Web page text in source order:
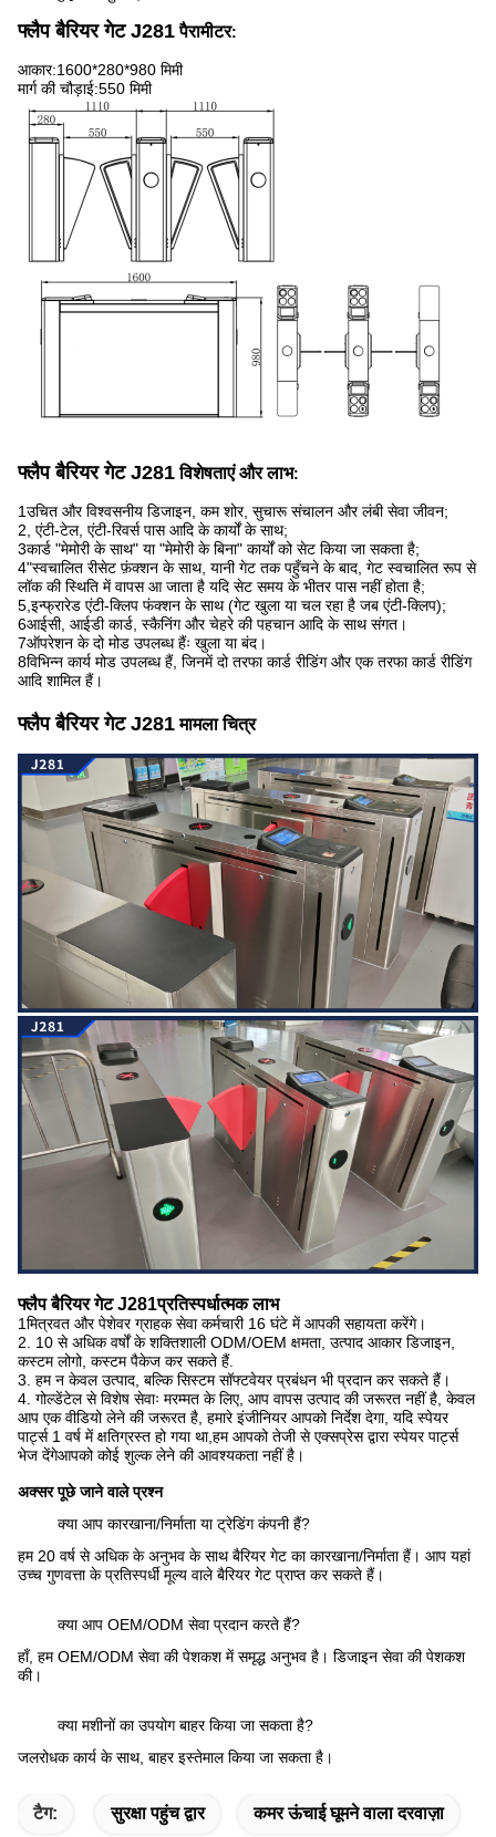
फ्लैप बैरियर गेट J281 पैरामीटर:
आकार:1600*280*980 मिमी
मार्ग की चौड़ाई:550 मिमी
फ्लैप बैरियर गेट J281 विशेषताएं और लाभ:
1उचित और विश्वसनीय डिजाइन, कम शोर, सुचारू संचालन और लंबी सेवा जीवन;
2, एंटी-टेल, एंटी-रिवर्स पास आदि के कार्यों के साथ;
3कार्ड "मेमोरी के साथ" या "मेमोरी के बिना" कार्यों को सेट किया जा सकता है;
4"स्वचालित रीसेट फ़ंक्शन के साथ, यानी गेट तक पहुँचने के बाद, गेट स्वचालित रूप से
लॉक की स्थिति में वापस आ जाता है यदि सेट समय के भीतर पास नहीं होता है;
5,इन्फ्रारेड एंटी-क्लिप फंक्शन के साथ (गेट खुला या चल रहा है जब एंटी-क्लिप);
6आईसी, आईडी कार्ड, स्कैनिंग और चेहरे की पहचान आदि के साथ संगत।
7ऑपरेशन के दो मोड उपलब्ध हैंः खुला या बंद।
8विभिन्न कार्य मोड उपलब्ध हैं, जिनमें दो तरफा कार्ड रीडिंग और एक तरफा कार्ड रीडिंग
आदि शामिल हैं।
फ्लैप बैरियर गेट J281 मामला चित्र
फ्लैप बैरियर गेट J281प्रतिस्पर्धात्मक लाभ
1मित्रवत और पेशेवर ग्राहक सेवा कर्मचारी 16 घंटे में आपकी सहायता करेंगे।
2. 10 से अधिक वर्षों के शक्तिशाली ODM/OEM क्षमता, उत्पाद आकार डिजाइन,
कस्टम लोगो, कस्टम पैकेज कर सकते हैं.
3. हम न केवल उत्पाद, बल्कि सिस्टम सॉफ्टवेयर प्रबंधन भी प्रदान कर सकते हैं।
4. गोल्डेंटेल से विशेष सेवाः मरम्मत के लिए, आप वापस उत्पाद की जरूरत नहीं है, केवल
आप एक वीडियो लेने की जरूरत है, हमारे इंजीनियर आपको निर्देश देगा, यदि स्पेयर
पार्ट्स 1 वर्ष में क्षतिग्रस्त हो गया था,हम आपको तेजी से एक्सप्रेस द्वारा स्पेयर पार्ट्स
भेज देंगेआपको कोई शुल्क लेने की आवश्यकता नहीं है।
अक्सर पूछे जाने वाले प्रश्न
क्या आप कारखाना/निर्माता या ट्रेडिंग कंपनी हैं?
हम 20 वर्ष से अधिक के अनुभव के साथ बैरियर गेट का कारखाना/निर्माता हैं। आप यहां
उच्च गुणवत्ता के प्रतिस्पर्धी मूल्य वाले बैरियर गेट प्राप्त कर सकते हैं।
क्या आप OEM/ODM सेवा प्रदान करते हैं?
हाँ, हम OEM/ODM सेवा की पेशकश में समृद्ध अनुभव है। डिजाइन सेवा की पेशकश
की।
क्या मशीनों का उपयोग बाहर किया जा सकता है?
जलरोधक कार्य के साथ, बाहर इस्तेमाल किया जा सकता है।
टैग: सुरक्षा पहुंच द्वार कमर ऊंचाई घूमने वाला दरवाज़ा